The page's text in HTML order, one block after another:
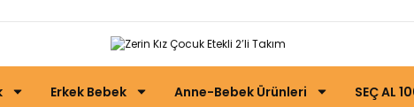
Erkek Bebek Anne-Bebek Ürünleri SEÇ AL